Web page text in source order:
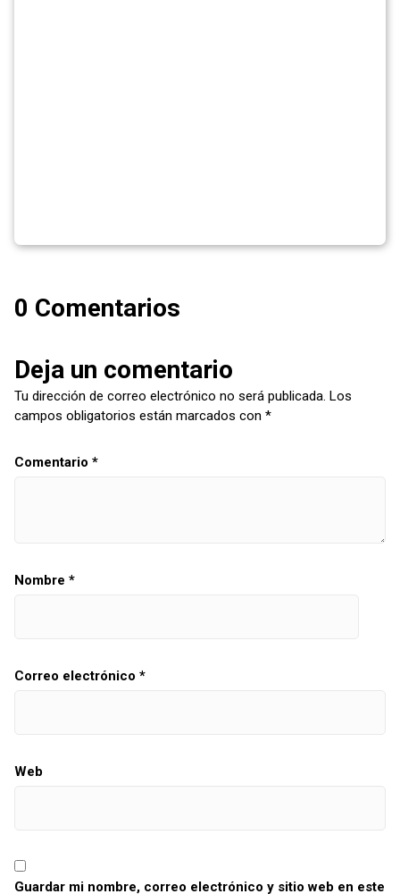
0 Comentarios
Deja un comentario
Tu dirección de correo electrónico no será publicada. Los
campos obligatorios están marcados con *
Comentario *
Nombre *
Correo electrónico *
Web
Guardar mi nombre, correo electrónico y sitio web en este